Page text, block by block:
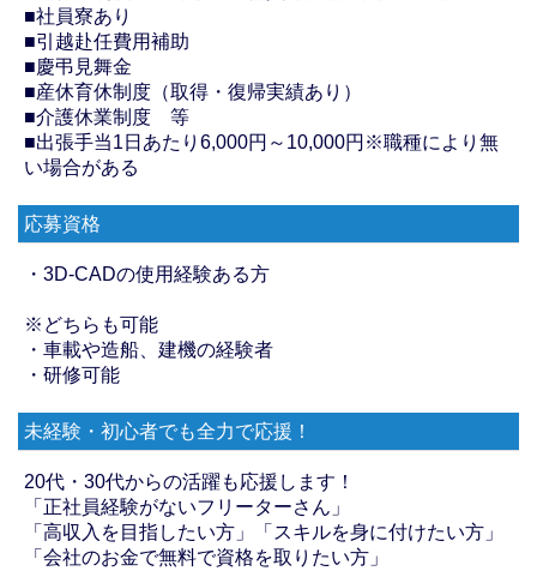
■社員寮あり
■引越赴任費用補助
■慶弔見舞金
■産休育休制度（取得・復帰実績あり）
■介護休業制度 等
■出張手当1日あたり6,000円～10,000円※職種により無
い場合がある
応募資格
・3D-CADの使用経験ある方
※どちらも可能
・車載や造船、建機の経験者
・研修可能
未経験・初心者でも全力で応援！
20代・30代からの活躍も応援します！
「正社員経験がないフリーターさん」
「高収入を目指したい方」「スキルを身に付けたい方」
「会社のお金で無料で資格を取りたい方」